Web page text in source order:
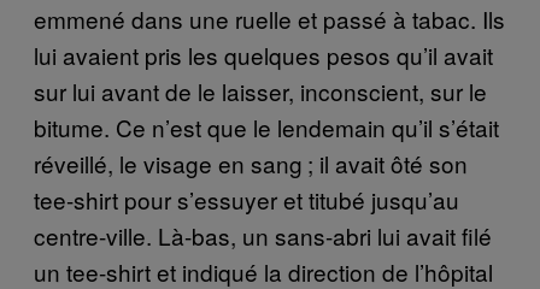
emmené dans une ruelle et passé à tabac. Ils
lui avaient pris les quelques pesos qu’il avait
sur lui avant de le laisser, inconscient, sur le
bitume. Ce n’est que le lendemain qu’il s’était
réveillé, le visage en sang ; il avait ôté son
tee-shirt pour s’essuyer et titubé jusqu’au
centre-ville. Là-bas, un sans-abri lui avait filé
un tee-shirt et indiqué la direction de l’hôpital